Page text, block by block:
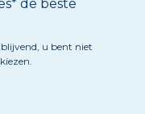
de beste
u bent niet